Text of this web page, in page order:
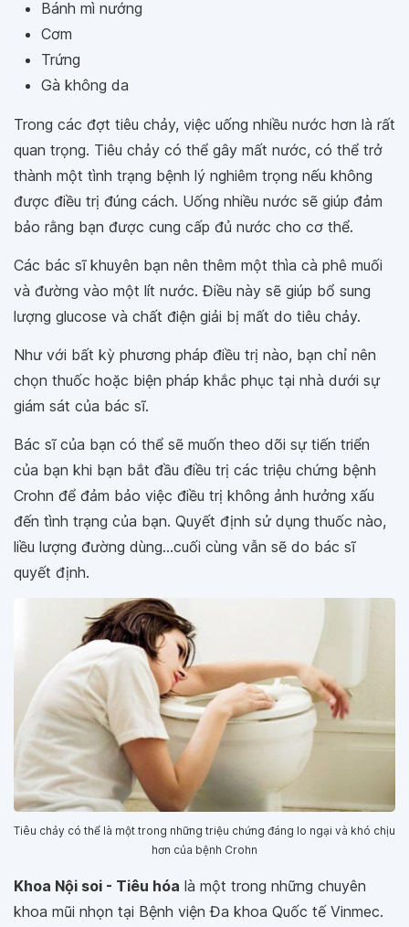
Bánh mì nướng
Cơm
Trứng
Gà không da
Trong các đợt tiêu chảy, việc uống nhiều nước hơn là rất
quan trọng. Tiêu chảy có thể gây mất nước, có thể trở
thành một tình trạng bệnh lý nghiêm trọng nếu không
được điều trị đúng cách. Uống nhiều nước sẽ giúp đảm
bảo rằng bạn được cung cấp đủ nước cho cơ thể.
Các bác sĩ khuyên bạn nên thêm một thìa cà phê muối
và đường vào một lít nước. Điều này sẽ giúp bổ sung
lượng glucose và chất điện giải bị mất do tiêu chảy.
Như với bất kỳ phương pháp điều trị nào, bạn chỉ nên
chọn thuốc hoặc biện pháp khắc phục tại nhà dưới sự
giám sát của bác sĩ.
Bác sĩ của bạn có thể sẽ muốn theo dõi sự tiến triển
của bạn khi bạn bắt đầu điều trị các triệu chứng bệnh
Crohn để đảm bảo việc điều trị không ảnh hưởng xấu
đến tình trạng của bạn. Quyết định sử dụng thuốc nào,
liều lượng đường dùng...cuối cùng vẫn sẽ do bác sĩ
quyết định.
Tiêu chảy có thể là một trong những triệu chứng đáng lo ngại và khó chịu
hơn của bệnh Crohn
Khoa Nội soi - Tiêu hóa là một trong những chuyên
khoa mũi nhọn tại Bệnh viện Đa khoa Quốc tế Vinmec.